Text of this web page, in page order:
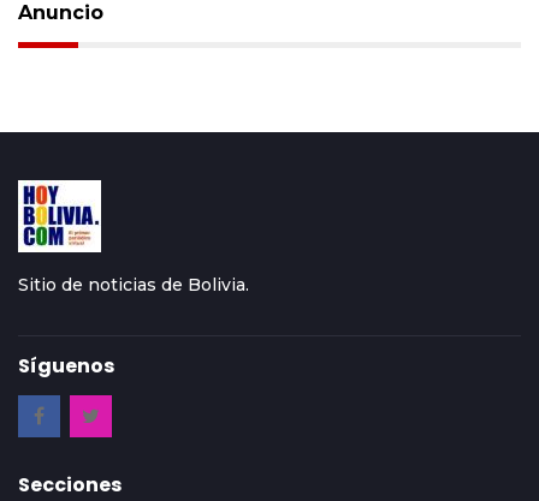
Anuncio
Sitio de noticias de Bolivia.
Síguenos
Secciones